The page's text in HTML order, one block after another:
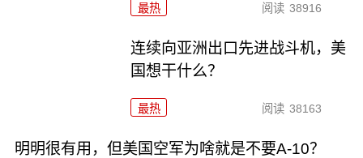
最热 阅读 38916
连续向亚洲出口先进战斗机，美
国想干什么？
最热 阅读 38163
明明很有用，但美国空军为啥就是不要A-10？